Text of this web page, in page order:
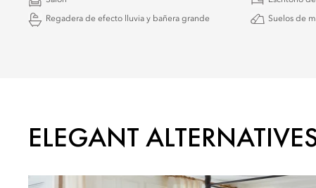
Regadera de efecto lluvia y bañera grande Suelos de
ELEGANT